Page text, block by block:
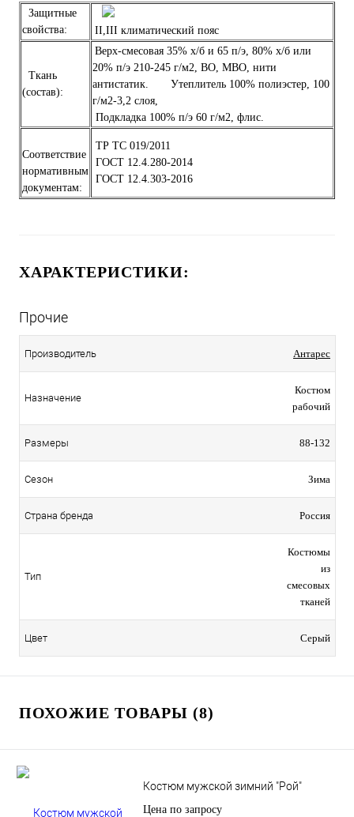
Защитные
свойства:
II,III климатический пояс
Ткань
(состав):
Верх-смесовая 35% х/б и 65 п/э, 80% х/б или
20% п/э 210-245 г/м2, ВО, МВО, нити
антистатик. Утеплитель 100% полиэстер, 100
г/м2-3,2 слоя,
Подкладка 100% п/э 60 г/м2, флис.
Соответствие
нормативным
документам:
ТР ТС 019/2011
ГОСТ 12.4.280-2014
ГОСТ 12.4.303-2016
ХАРАКТЕРИСТИКИ:
Прочие
Производитель Антарес
Назначение
Костюм
рабочий
Размеры 88-132
Сезон Зима
Страна бренда Россия
Тип
Костюмы
из
смесовых
тканей
Цвет Серый
ПОХОЖИЕ ТОВАРЫ (8)
Костюм мужской зимний "Рой"
Цена по запросу